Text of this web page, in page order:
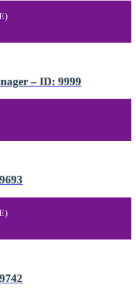
– ID: 9999